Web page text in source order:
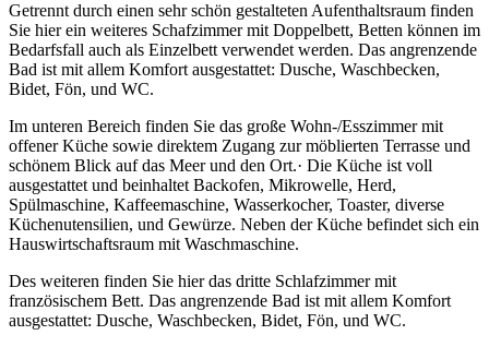
Getrennt durch einen sehr schön gestalteten Aufenthaltsraum finden
Sie hier ein weiteres Schafzimmer mit Doppelbett, Betten können im
Bedarfsfall auch als Einzelbett verwendet werden. Das angrenzende
Bad ist mit allem Komfort ausgestattet: Dusche, Waschbecken,
Bidet, Fön, und WC.
Im unteren Bereich finden Sie das große Wohn-/Esszimmer mit
offener Küche sowie direktem Zugang zur möblierten Terrasse und
schönem Blick auf das Meer und den Ort.· Die Küche ist voll
ausgestattet und beinhaltet Backofen, Mikrowelle, Herd,
Spülmaschine, Kaffeemaschine, Wasserkocher, Toaster, diverse
Küchenutensilien, und Gewürze. Neben der Küche befindet sich ein
Hauswirtschaftsraum mit Waschmaschine.
Des weiteren finden Sie hier das dritte Schlafzimmer mit
französischem Bett. Das angrenzende Bad ist mit allem Komfort
ausgestattet: Dusche, Waschbecken, Bidet, Fön, und WC.